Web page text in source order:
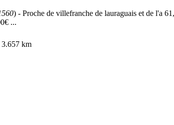
) - Proche de villefranche de lauraguais et de l'a
...
3.657 km